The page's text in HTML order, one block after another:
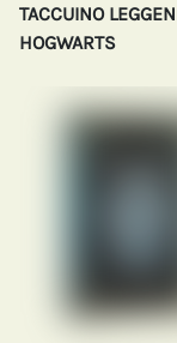
TACCUINO
HOGWARTS